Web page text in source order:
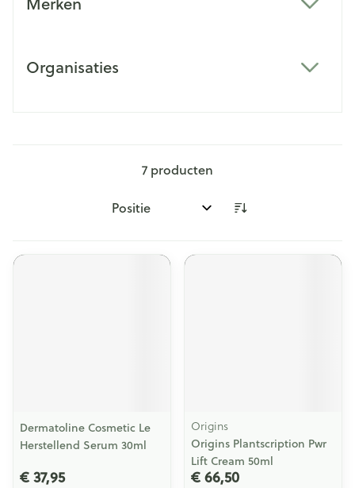
Organisaties
7 producten
Sorteer op:
Dermatoline Cosmetic Le
Herstellend Serum 30ml
€ 37,95
Origins
Origins Plantscription Pwr
Lift Cream 50ml
€ 66,50